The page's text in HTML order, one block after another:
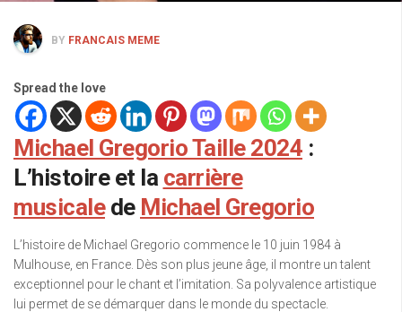
BY FRANCAIS MEME
Spread the love
Michael Gregorio Taille 2024 :
L’histoire et la carrière
musicalede Michael Gregorio
L’histoire de Michael Gregorio commence le 10 juin 1984 à
Mulhouse, en France. Dès son plus jeune âge, il montre un talent
exceptionnel pour le chant et l’imitation. Sa polyvalence artistique
lui permet de se démarquer dans le monde du spectacle.